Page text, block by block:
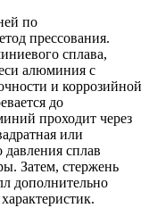
по
прессования.
сплава,
алюминия с
и коррозийной
до
проходит через
или
сплав
Затем, стержень
дополнительно